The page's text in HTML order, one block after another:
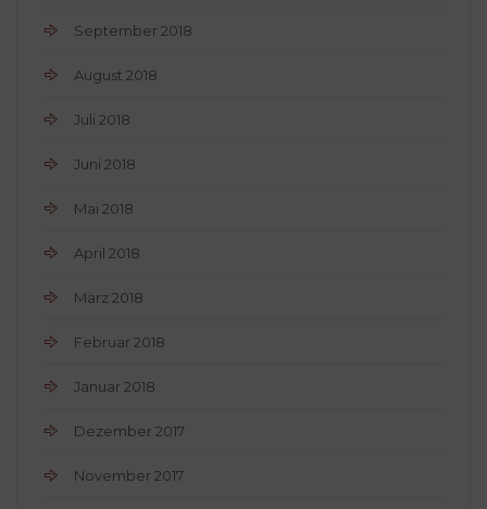
September 2018
August 2018
Juli 2018
Juni 2018
Mai 2018
April 2018
März 2018
Februar 2018
Januar 2018
Dezember 2017
November 2017